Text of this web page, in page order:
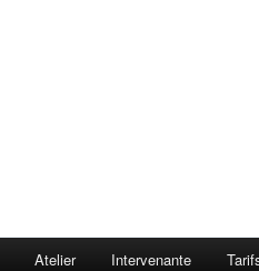
Atelier Intervenante